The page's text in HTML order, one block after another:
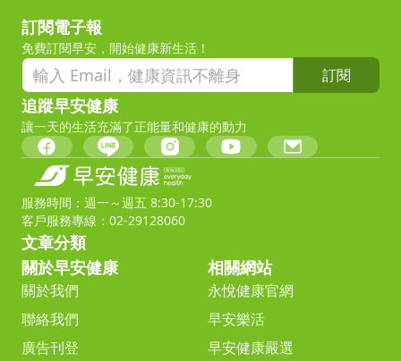
訂閱電子報
免費訂閱早安，開始健康新生活！
訂閱
追蹤早安健康
讓一天的生活充滿了正能量和健康的動力
服務時間：週一～週五 8:30-17:30
客戶服務專線：02-29128060
文章分類
關於早安健康
關於我們
聯絡我們
廣告刊登
相關網站
永悅健康官網
早安樂活
早安健康嚴選